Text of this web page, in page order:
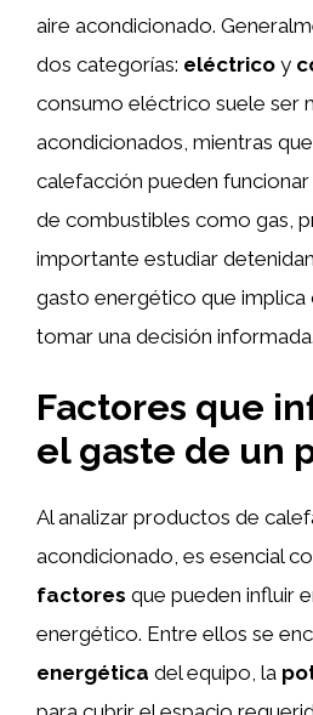
aire acondicionado.
dos categorías: eléctrico y
consumo eléctrico suele ser
acondicionados, mientras
calefacción pueden
de combustibles como gas,
importante estudiar
gasto energético que
tomar una decisión informada.
Factores que
el gaste de un
Al analizar productos de
acondicionado, es esencial
factores que pueden influir
energético. Entre ellos se
energética del equipo, la